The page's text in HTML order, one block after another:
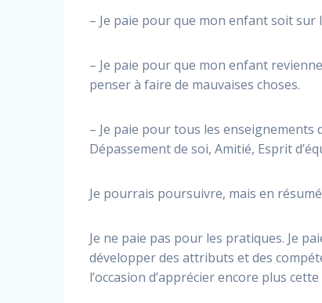
– Je paie pour que mon enfant soit
– Je paie pour que mon enfant
penser à faire de mauvaises choses.
– Je paie pour tous les enseignements
Dépassement de soi, Amitié, Esprit
Je pourrais poursuivre, mais en
Je ne paie pas pour les pratiques. Je
développer des attributs et des
l’occasion d’apprécier encore plus cette